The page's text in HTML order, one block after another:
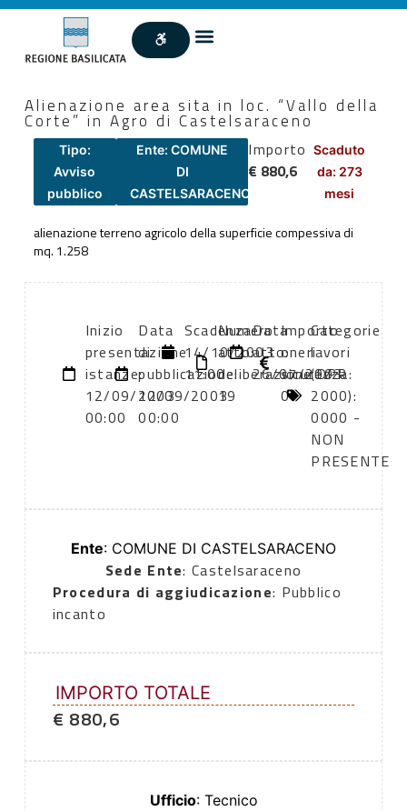
Alienazione area sita in loc. “Vallo della
Corte” in Agro di Castelsaraceno
Tipo:
Avviso
pubblico
Ente: COMUNE
DI
CASTELSARACENO
Importo
€ 880,6
Scaduto
da: 273
mesi
alienazione terreno agricolo della superficie compessiva di
mq. 1.258
Inizio
presentazione
istanze:
12/09/2003
00:00
Data
di
pubblicazione:
12/09/2003
00:00
Scadenza:
14/10/2003
11:00
Numero
atto:
deliberazione
19
Data
atto:
26/07/2003
Importo
oneri
sicurezza:
0
Categorie
lavori
(DPR
2000):
0000 -
NON
PRESENTE
Ente: COMUNE DI CASTELSARACENO
Sede Ente: Castelsaraceno
Procedura di aggiudicazione: Pubblico
incanto
IMPORTO TOTALE
€ 880,6
Ufficio: Tecnico